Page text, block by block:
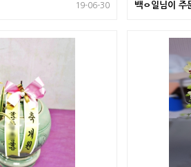
19-06-30
백ㅇ일님이 주